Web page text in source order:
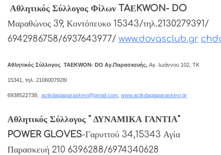
Αθλητικός Σύλλογος Φίλων TAΕKWON- DO
Μαραθώνος 39, Κοντόπευκο 15343/τηλ.2130279391/
6942986758/6937643977/ www.dovasclub.gr
Αθλητικός Σύλλογος TAΕKWON- DO Αγ.Παρασκευής, Αγ. Ιωάννου 102, ΤΚ
15341, τηλ. 2106007928/
6938522738, actkdagiaparaskevi@gmail.com www.actkdagiaparaskevi.gr
Αθλητικός Σύλλογος " ΔΥΝΑΜΙΚΑ ΓΑΝΤΙΑ"
POWER GLOVES-Γαρυττού 34,15343 Αγία
Παρασκευή 210 6396288/6974340628